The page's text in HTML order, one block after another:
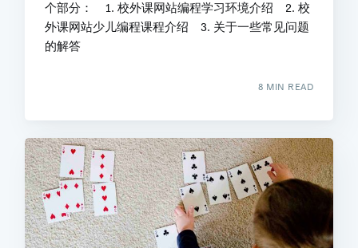
个部分： 1. 校外课网站编程学习环境介绍 2. 校
外课网站少儿编程课程介绍 3. 关于一些常见问题
的解答
8 MIN READ